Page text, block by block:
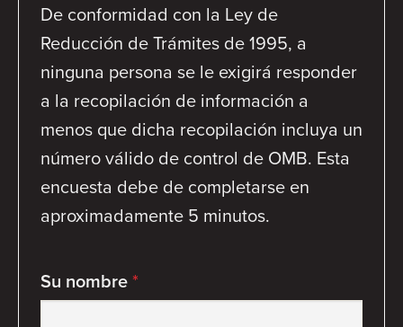
De conformidad con la Ley de
Reducción de Trámites de 1995, a
ninguna persona se le exigirá responder
a la recopilación de información a
menos que dicha recopilación incluya un
número válido de control de OMB. Esta
encuesta debe de completarse en
aproximadamente 5 minutos.
Su nombre*